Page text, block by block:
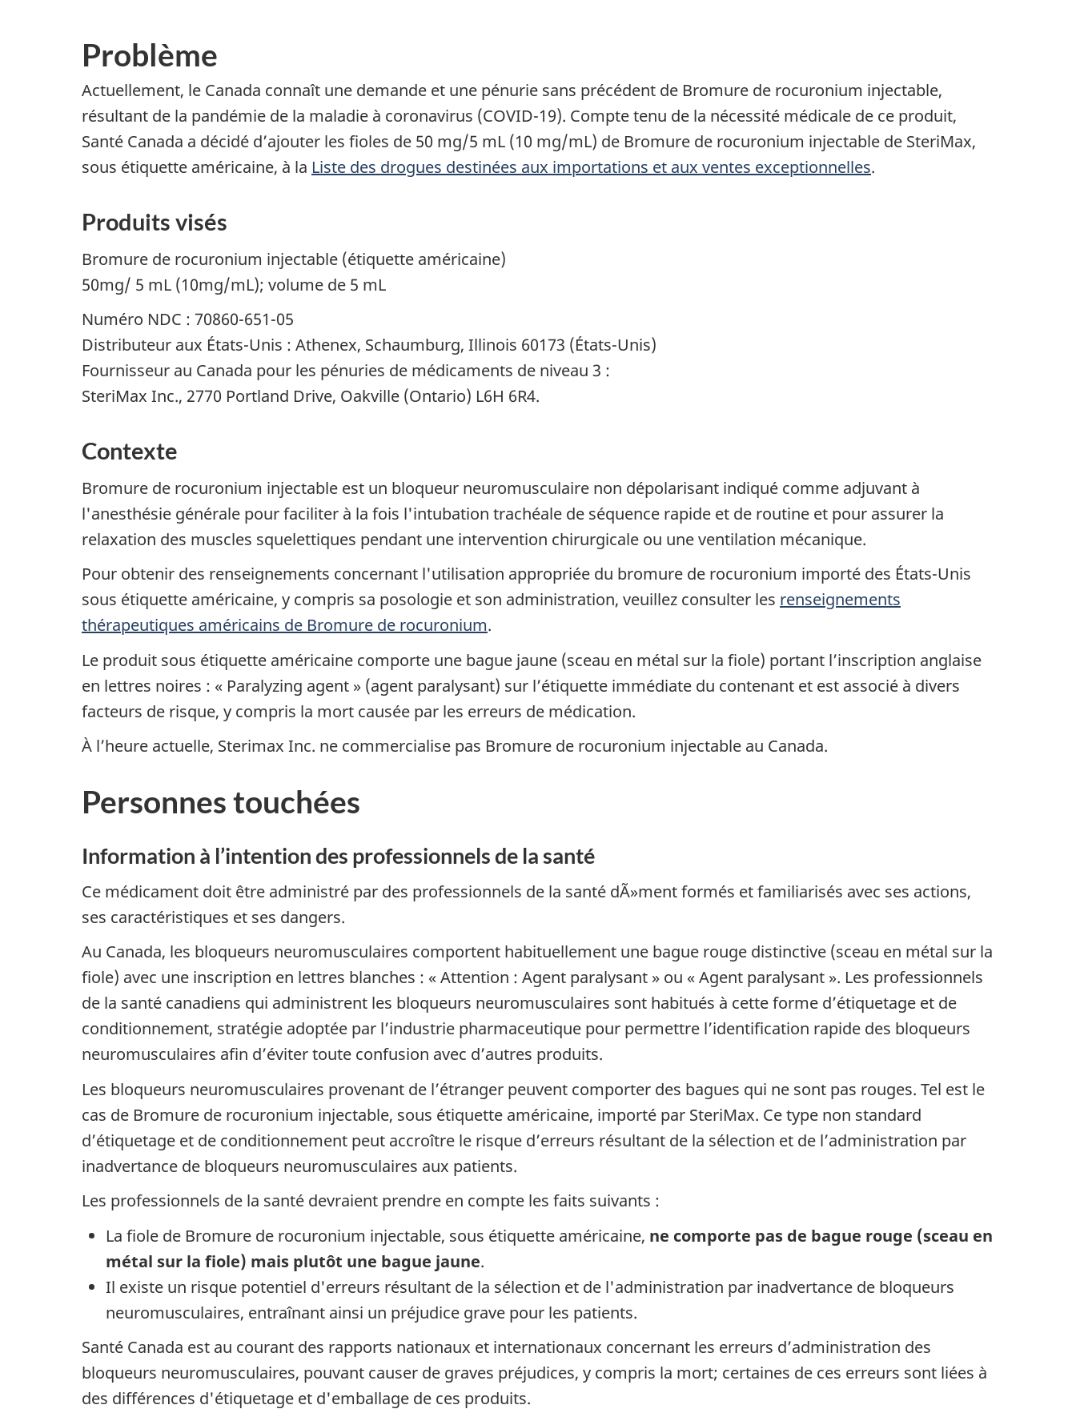
Problème
Actuellement, le Canada connaît une demande et une pénurie sans précédent de Bromure de rocuronium injectable,
résultant de la pandémie de la maladie à coronavirus (COVID-19). Compte tenu de la nécessité médicale de ce produit,
Santé Canada a décidé d’ajouter les fioles de 50 mg/5 mL (10 mg/mL) de Bromure de rocuronium injectable de SteriMax,
sous étiquette américaine, à la Liste des drogues destinées aux importations et aux ventes exceptionnelles.
Produits visés
Bromure de rocuronium injectable (étiquette américaine)
50mg/ 5 mL (10mg/mL); volume de 5 mL
Numéro NDC : 70860-651-05
Distributeur aux États-Unis : Athenex, Schaumburg, Illinois 60173 (États-Unis)
Fournisseur au Canada pour les pénuries de médicaments de niveau 3 :
SteriMax Inc., 2770 Portland Drive, Oakville (Ontario) L6H 6R4.
Contexte
Bromure de rocuronium injectable est un bloqueur neuromusculaire non dépolarisant indiqué comme adjuvant à
l'anesthésie générale pour faciliter à la fois l'intubation trachéale de séquence rapide et de routine et pour assurer la
relaxation des muscles squelettiques pendant une intervention chirurgicale ou une ventilation mécanique.
Pour obtenir des renseignements concernant l'utilisation appropriée du bromure de rocuronium importé des États-Unis
sous étiquette américaine, y compris sa posologie et son administration, veuillez consulter les renseignements
thérapeutiques américains de Bromure de rocuronium.
Le produit sous étiquette américaine comporte une bague jaune (sceau en métal sur la fiole) portant l’inscription anglaise
en lettres noires : « Paralyzing agent » (agent paralysant) sur l’étiquette immédiate du contenant et est associé à divers
facteurs de risque, y compris la mort causée par les erreurs de médication.
À l’heure actuelle, Sterimax Inc. ne commercialise pas Bromure de rocuronium injectable au Canada.
Personnes touchées
Information à l’intention des professionnels de la santé
Ce médicament doit être administré par des professionnels de la santé dÃ»ment formés et familiarisés avec ses actions,
ses caractéristiques et ses dangers.
Au Canada, les bloqueurs neuromusculaires comportent habituellement une bague rouge distinctive (sceau en métal sur la
fiole) avec une inscription en lettres blanches : « Attention : Agent paralysant » ou « Agent paralysant ». Les professionnels
de la santé canadiens qui administrent les bloqueurs neuromusculaires sont habitués à cette forme d’étiquetage et de
conditionnement, stratégie adoptée par l’industrie pharmaceutique pour permettre l’identification rapide des bloqueurs
neuromusculaires afin d’éviter toute confusion avec d’autres produits.
Les bloqueurs neuromusculaires provenant de l’étranger peuvent comporter des bagues qui ne sont pas rouges. Tel est le
cas de Bromure de rocuronium injectable, sous étiquette américaine, importé par SteriMax. Ce type non standard
d’étiquetage et de conditionnement peut accroître le risque d’erreurs résultant de la sélection et de l’administration par
inadvertance de bloqueurs neuromusculaires aux patients.
Les professionnels de la santé devraient prendre en compte les faits suivants :
La fiole de Bromure de rocuronium injectable, sous étiquette américaine, ne comporte pas de bague rouge (sceau en
métal sur la fiole) mais plutôt une bague jaune.
Il existe un risque potentiel d'erreurs résultant de la sélection et de l'administration par inadvertance de bloqueurs
neuromusculaires, entraînant ainsi un préjudice grave pour les patients.
Santé Canada est au courant des rapports nationaux et internationaux concernant les erreurs d’administration des
bloqueurs neuromusculaires, pouvant causer de graves préjudices, y compris la mort; certaines de ces erreurs sont liées à
des différences d'étiquetage et d'emballage de ces produits.